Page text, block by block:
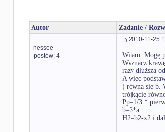
Autor Zadanie /
nessee
postów: 4
2010-11-25
Witam. Mogę
Wyznacz
razy dłuższa
A więc
) równa się b.
trójkącie
Pp=1/3 *
b=3*a
H2=b2-x2 i